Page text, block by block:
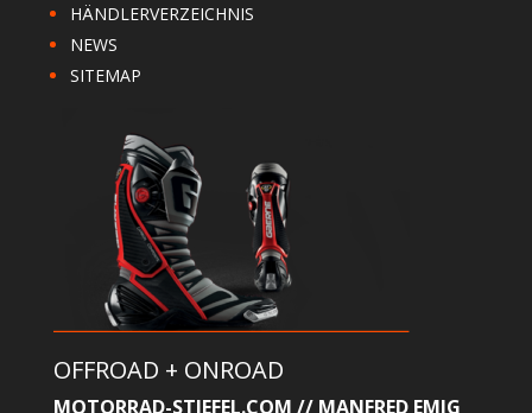
HÄNDLERVERZEICHNIS
NEWS
SITEMAP
OFFROAD + ONROAD
MOTORRAD-STIEFEL.COM // MANFRED EMIG